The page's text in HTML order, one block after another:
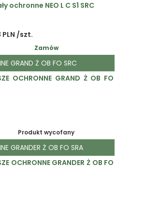
ochronne NEO L C S1 SRC
PLN /szt.
Zamów
GRAND Ż OB FO SRC
OCHRONNE GRAND Ż OB FO
Produkt wycofany
GRANDER Ż OB FO SRA
OCHRONNE GRANDER Ż OB FO